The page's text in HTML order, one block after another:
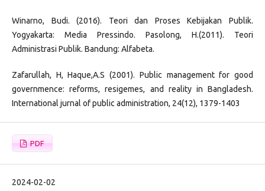
Winarno, Budi. (2016). Teori dan Proses Kebijakan Publik.
Yogyakarta: Media Pressindo. Pasolong, H.(2011). Teori
Administrasi Publik. Bandung: Alfabeta.
Zafarullah, H, Haque,A.S (2001). Public management for good
governmence: reforms, resigemes, and reality in Bangladesh.
International jurnal of public administration, 24(12), 1379-1403
PDF
2024-02-02